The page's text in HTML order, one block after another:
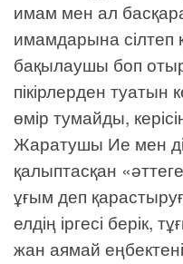
имам мен ал
имамдарына сілтеп
бақылаушы боп
пікірлерден туатын
өмір тумайды,
Жаратушы Ие мен
қалыптасқан
ұғым деп
елдің іргесі берік,
жан аямай